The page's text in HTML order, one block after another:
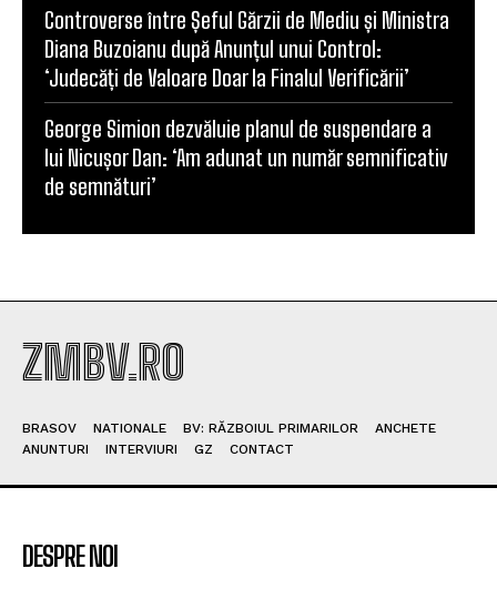
Controverse între Șeful Gărzii de Mediu și Ministra
Diana Buzoianu după Anunțul unui Control:
‘Judecăți de Valoare Doar la Finalul Verificării’
George Simion dezvăluie planul de suspendare a
lui Nicușor Dan: ‘Am adunat un număr semnificativ
de semnături’
ZMBV.RO
BRASOV NATIONALE BV: RĂZBOIUL PRIMARILOR
ANCHETE
ANUNTURI
INTERVIURI GZ CONTACT
DESPRE NOI